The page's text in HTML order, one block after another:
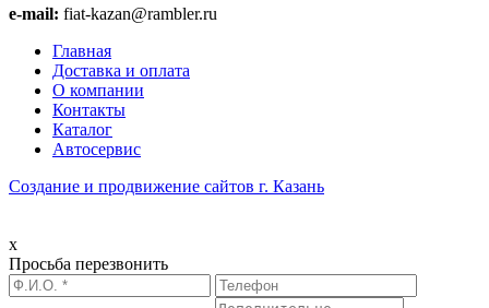
e-mail: fiat-kazan@rambler.ru
Главная
Доставка и оплата
О компании
Контакты
Каталог
Автосервис
Создание и продвижение сайтов г. Казань
x
Просьба перезвонить